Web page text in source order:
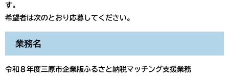
す。
希望者は次のとおり応募してください。
業務名
令和８年度三原市企業版ふるさと納税マッチング支援業務